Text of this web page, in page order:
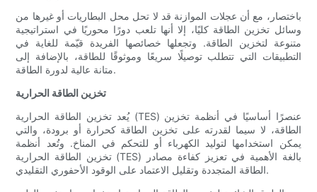
باختصار، مع أن عجلات الموازنة قد لا تحل محل البطاريات أو غيرها من
وسائل تخزين الطاقة كليًا، إلا أنها تلعب دورًا محوريًا في استراتيجية
متنوعة لتخزين الطاقة. وتجعلها خصائصها الفريدة قيّمة للغاية في
التطبيقات التي تتطلب توصيلًا سريعًا وموثوقًا للطاقة، بالإضافة إلى
متانة عالية لدورة الطاقة.
تخزين الطاقة الحرارية
يُعد تخزين الطاقة الحرارية (TES) عنصرًا أساسيًا في أنظمة تخزين
الطاقة، لا سيما لقدرته على تخزين الطاقة كحرارة أو برودة، والتي
يمكن استخدامها لتوليد الكهرباء أو للتحكم في المناخ. وتُعد أنظمة
تخزين الطاقة الحرارية (TES) بالغة الأهمية في تعزيز كفاءة مصادر
الطاقة المتجددة وتقليل الاعتماد على الوقود الأحفوري التقليدي.